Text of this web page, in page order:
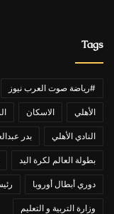
Tags
#رياضة صوت العرب نيوز
الأهلي الاسكان
النادي الأهلي بدر
بطولة العالم لكرة اليد
دوري أبطال أوروبا
وزارة التربية و التعليم